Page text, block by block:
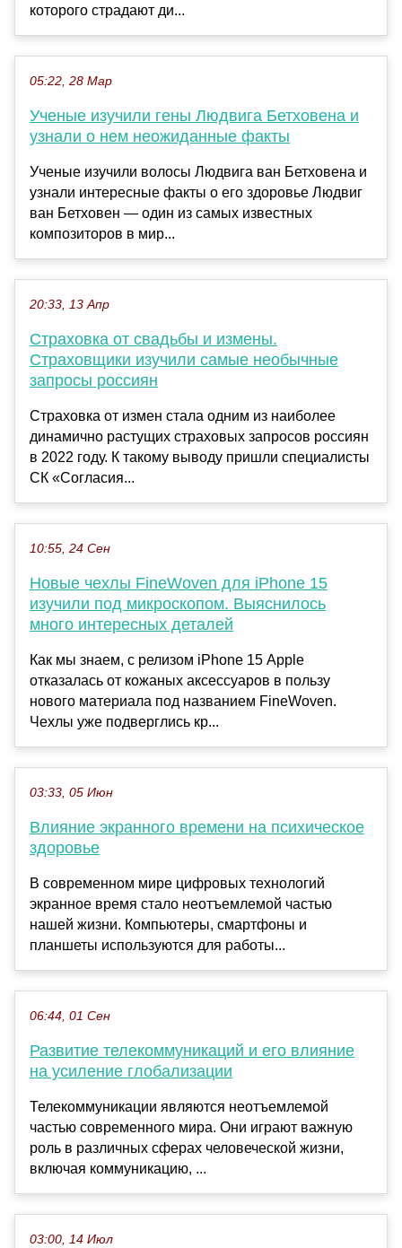
которого страдают ди...
05:22, 28 Мар
Ученые изучили гены Людвига Бетховена и
узнали о нем неожиданные факты
Ученые изучили волосы Людвига ван Бетховена и
узнали интересные факты о его здоровье Людвиг
ван Бетховен — один из самых известных
композиторов в мир...
20:33, 13 Апр
Страховка от свадьбы и измены.
Страховщики изучили самые необычные
запросы россиян
Страховка от измен стала одним из наиболее
динамично растущих страховых запросов россиян
в 2022 году. К такому выводу пришли специалисты
СК «Согласия...
10:55, 24 Сен
Новые чехлы FineWoven для iPhone 15
изучили под микроскопом. Выяснилось
много интересных деталей
Как мы знаем, с релизом iPhone 15 Apple
отказалась от кожаных аксессуаров в пользу
нового материала под названием FineWoven.
Чехлы уже подверглись кр...
03:33, 05 Июн
Влияние экранного времени на психическое
здоровье
В современном мире цифровых технологий
экранное время стало неотъемлемой частью
нашей жизни. Компьютеры, смартфоны и
планшеты используются для работы...
06:44, 01 Сен
Развитие телекоммуникаций и его влияние
на усиление глобализации
Телекоммуникации являются неотъемлемой
частью современного мира. Они играют важную
роль в различных сферах человеческой жизни,
включая коммуникацию, ...
03:00, 14 Июл